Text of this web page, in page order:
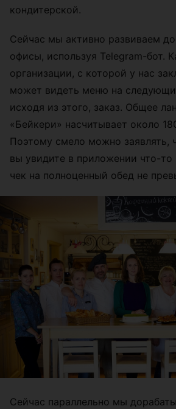
кондитерской.
Сейчас мы активно развиваем
офисы, используя Telegram-бот.
организации, с которой у нас
может видеть меню на
исходя из этого, заказ. Общее
«Бейкери» насчитывает около
Поэтому смело можно заявлять,
вы увидите в приложении что-то
чек на полноценный обед не
Сейчас параллельно мы